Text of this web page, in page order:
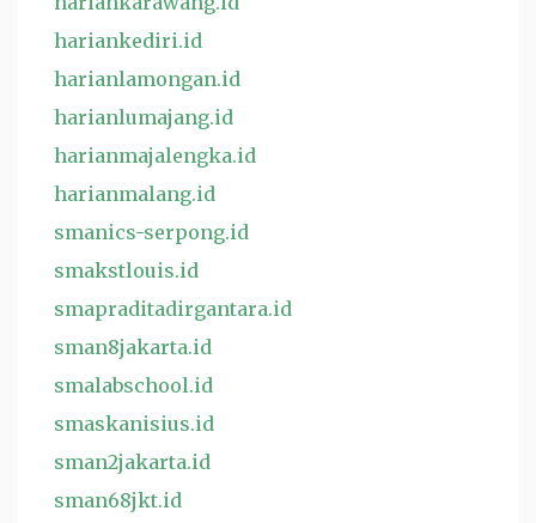
hariankediri.id
harianlamongan.id
harianlumajang.id
harianmajalengka.id
harianmalang.id
smanics-serpong.id
smakstlouis.id
smapraditadirgantara.id
sman8jakarta.id
smalabschool.id
smaskanisius.id
sman2jakarta.id
sman68jkt.id